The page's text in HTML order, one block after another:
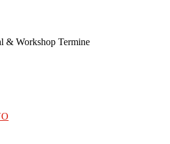
& Workshop Termine